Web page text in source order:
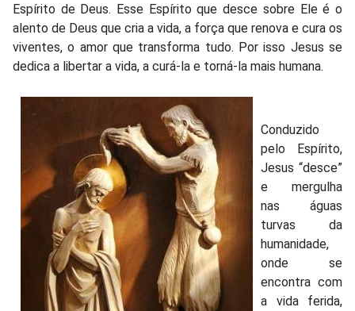
Espírito de Deus. Esse Espírito que desce sobre Ele é o
alento de Deus que cria a vida, a força que renova e cura os
viventes, o amor que transforma tudo. Por isso Jesus se
dedica a libertar a vida, a curá-la e torná-la mais humana.
Conduzido
pelo Espírito,
Jesus “desce”
e mergulha
nas águas
turvas da
humanidade,
onde se
encontra com
a vida ferida,